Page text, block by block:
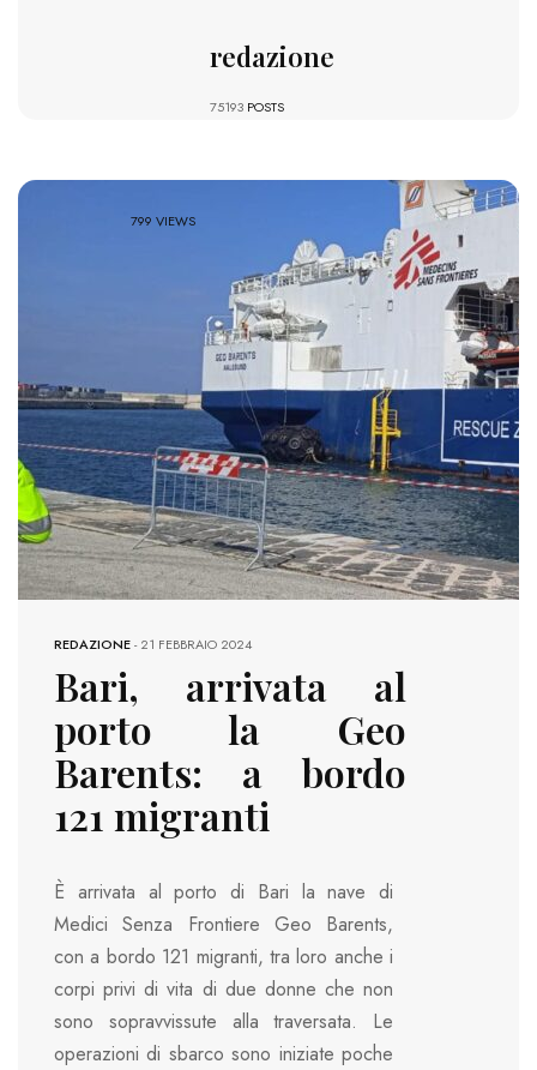
redazione
75193 POSTS
799 VIEWS
REDAZIONE-21 FEBBRAIO 2024
Bari, arrivata al
porto la Geo
Barents: a bordo
121 migranti
È arrivata al porto di Bari la nave di
Medici Senza Frontiere Geo Barents,
con a bordo 121 migranti, tra loro anche i
corpi privi di vita di due donne che non
sono sopravvissute alla traversata. Le
operazioni di sbarco sono iniziate poche